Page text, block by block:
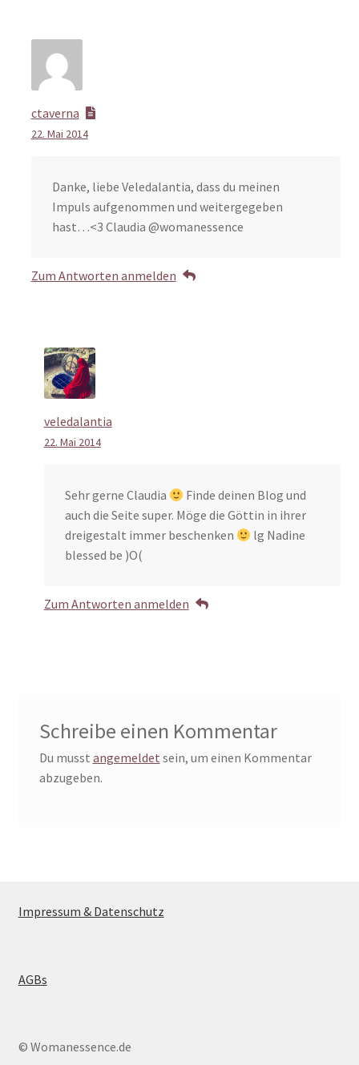
ctaverna
22. Mai 2014
Danke, liebe Veledalantia, dass du meinen
Impuls aufgenommen und weitergegeben
hast…<3 Claudia @womanessence
Zum Antworten anmelden
veledalantia
22. Mai 2014
Sehr gerne Claudia
Finde deinen Blog und
auch die Seite super. Möge die Göttin in ihrer
dreigestalt immer beschenken
lg Nadine
blessed be )O(
Zum Antworten anmelden
Schreibe einen Kommentar
Du musst angemeldet sein, um einen Kommentar
abzugeben.
Impressum & Datenschutz
AGBs
© Womanessence.de